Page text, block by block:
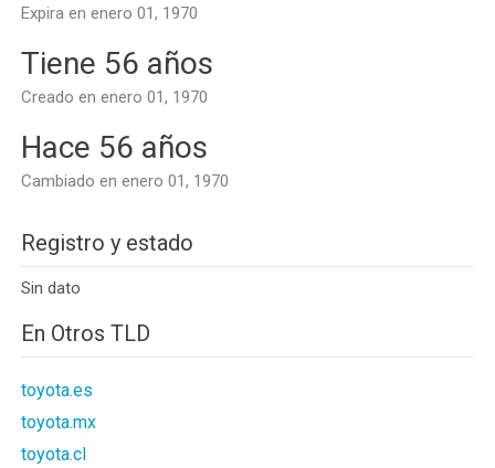
Expira en enero 01, 1970
Tiene 56 años
Creado en enero 01, 1970
Hace 56 años
Cambiado en enero 01, 1970
Registro y estado
Sin dato
En Otros TLD
toyota.es
toyota.mx
toyota.cl